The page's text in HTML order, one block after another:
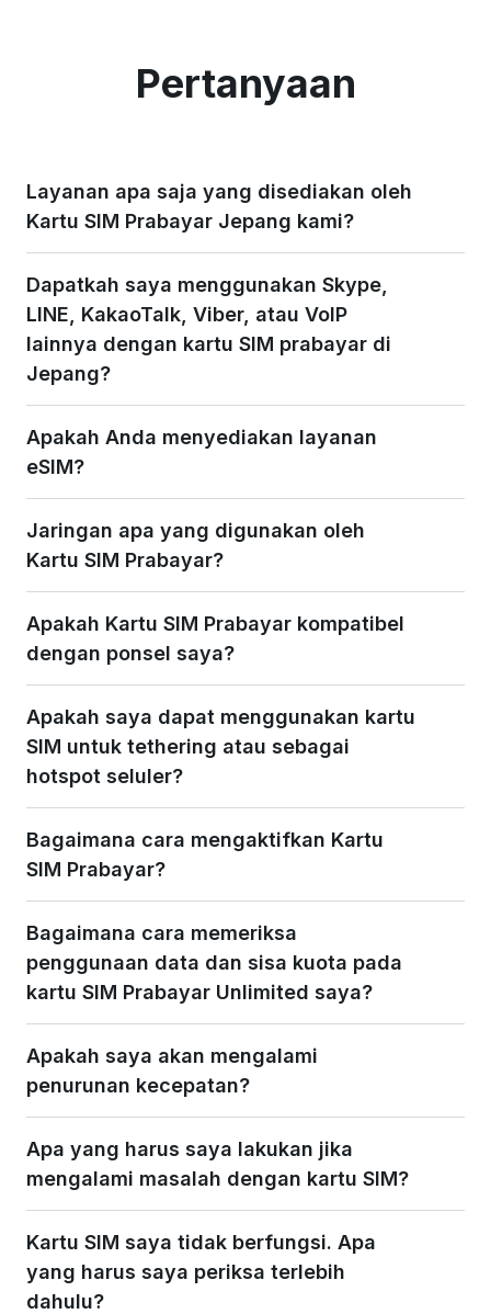
Pertanyaan
Layanan apa saja yang disediakan oleh
Kartu SIM Prabayar Jepang kami?
Dapatkah saya menggunakan Skype,
LINE, KakaoTalk, Viber, atau VoIP
lainnya dengan kartu SIM prabayar di
Jepang?
Apakah Anda menyediakan layanan
eSIM?
Jaringan apa yang digunakan oleh
Kartu SIM Prabayar?
Apakah Kartu SIM Prabayar kompatibel
dengan ponsel saya?
Apakah saya dapat menggunakan kartu
SIM untuk tethering atau sebagai
hotspot seluler?
Bagaimana cara mengaktifkan Kartu
SIM Prabayar?
Bagaimana cara memeriksa
penggunaan data dan sisa kuota pada
kartu SIM Prabayar Unlimited saya?
Apakah saya akan mengalami
penurunan kecepatan?
Apa yang harus saya lakukan jika
mengalami masalah dengan kartu SIM?
Kartu SIM saya tidak berfungsi. Apa
yang harus saya periksa terlebih
dahulu?